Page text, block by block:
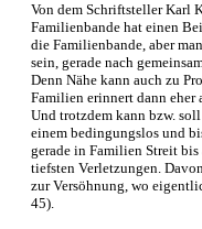
Von dem Schriftsteller Karl
Familienbande hat einen
die Familienbande, aber
sein, gerade nach
Denn Nähe kann auch zu
Familien erinnert dann eher
Und trotzdem kann bzw.
einem bedingungslos und
gerade in Familien Streit
tiefsten Verletzungen.
zur Versöhnung, wo
45).